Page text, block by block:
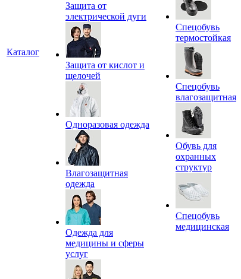
Каталог
Защита от
электрической дуги
Защита от кислот и
щелочей
Одноразовая одежда
Влагозащитная
одежда
Одежда для
медицины и сферы
услуг
Спецобувь
термостойкая
Спецобувь
влагозащитная
Обувь для
охранных
структур
Спецобувь
медицинская